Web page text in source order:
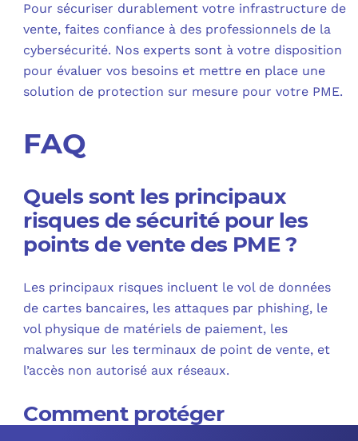
Pour sécuriser durablement votre infrastructure de
vente, faites confiance à des professionnels de la
cybersécurité. Nos experts sont à votre disposition
pour évaluer vos besoins et mettre en place une
solution de protection sur mesure pour votre PME.
FAQ
Quels sont les principaux
risques de sécurité pour les
points de vente des PME ?
Les principaux risques incluent le vol de données
de cartes bancaires, les attaques par phishing, le
vol physique de matériels de paiement, les
malwares sur les terminaux de point de vente, et
l’accès non autorisé aux réseaux.
Comment protéger